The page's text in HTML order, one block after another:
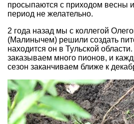
просыпаются с приходом весны и
период не желательно.
2 года назад мы с коллегой
(Малинычем) решили создать
находится он в Тульской
заказываем много пионов, и
сезон заканчиваем ближе к